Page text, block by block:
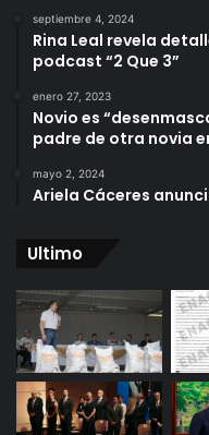
septiembre 4, 2024
Rina Leal revela
podcast “2 Que 3”
enero 27, 2023
Novio es
padre de otra novia
mayo 2, 2024
Ariela Cáceres
Ultimo